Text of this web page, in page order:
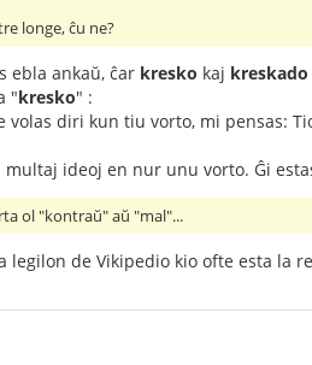
longe, ĉu ne?
ebla ankaŭ, ĉar kresko kaj kreskado
"kresko" :
volas diri kun tiu vorto, mi pensas:
multaj ideoj en nur unu vorto. Ĝi
ol "kontraŭ" aŭ "mal"...
legilon de Vikipedio kio ofte esta la